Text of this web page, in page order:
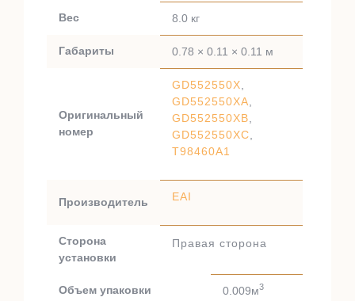
Вес 8.0 кг
Габариты 0.78 × 0.11 × 0.11 м
Оригинальный
номер
GD552550X
GD552550XA
GD552550XB
GD552550XC
T98460A1
Производитель EAI
Сторона
установки
Правая сторона
Объем упаковки 0.009м3